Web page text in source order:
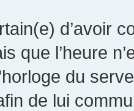
d’avoir
que l’heure
du
de lui